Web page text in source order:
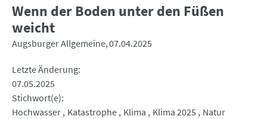
Wenn der Boden unter den Füßen
weicht
Augsburger Allgemeine 07.04.2025
Letzte Änderung
07.05.2025
Stichwort(e)
Hochwasser Katastrophe Klima Klima 2025
Natur